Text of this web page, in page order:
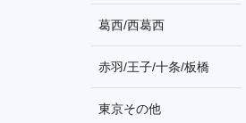
葛西/西葛西
赤羽/王子/十条/板橋
東京その他